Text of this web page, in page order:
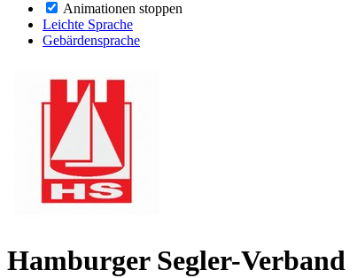
Animationen stoppen
Leichte Sprache
Gebärdensprache
Hamburger Segler-Verband